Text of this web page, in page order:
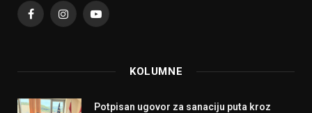
FacebookInstagramYouTube
KOLUMNE
Potpisan ugovor za sanaciju puta kroz